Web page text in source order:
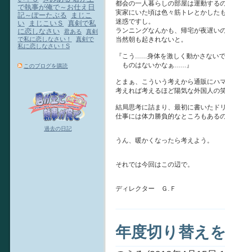
都会の一人暮らしの部屋は運動する
実家にいた頃は色々筋トレとかした
迷惑ですし。
ランニングなんかも、帰宅が夜遅い
当然朝も起きれないと。
『こう......身体を激しく動かさない
ものはないかなぁ......』
とまぁ、こういう考えから通販にハ
考えれば考えるほど陽気な外国人の
結局思考に詰まり、最初に書いたド
仕事には体力勝負的なところもある
うん、暖かくなったら考えよう。
それでは今回はこの辺で。
ディレクター Ｇ.Ｆ
年度切り替え
で執事が俺で～お仕え日
記～ぽーたぶる
まじこ
い
まじこいＳ
真剣で私
に恋しなさい
君ある
真剣
で私に恋しなさい！
真剣で
私に恋しなさい！S
このブログを購読
過去の日記